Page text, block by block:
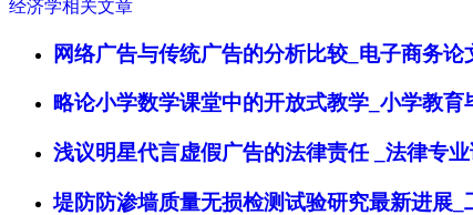
经济学相关文章
网络广告与传统广告的分析比较_电子商务论
略论小学数学课堂中的开放式教学_小学教育
浅议明星代言虚假广告的法律责任 _法律专
堤防防渗墙质量无损检测试验研究最新进展